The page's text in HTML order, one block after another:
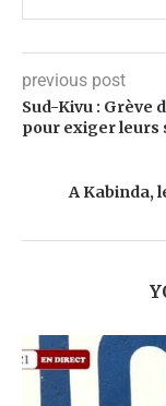
previous post
Sud-Kivu : Grève
pour exiger leurs
A Kabinda,